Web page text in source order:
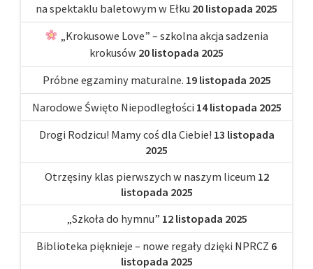
na spektaklu baletowym w Ełku 20 listopada 2025
„Krokusowe Love” – szkolna akcja sadzenia
krokusów 20 listopada 2025
Próbne egzaminy maturalne. 19 listopada 2025
Narodowe Święto Niepodległości 14 listopada 2025
Drogi Rodzicu! Mamy coś dla Ciebie! 13 listopada
2025
Otrzęsiny klas pierwszych w naszym liceum 12
listopada 2025
„Szkoła do hymnu” 12 listopada 2025
Biblioteka pięknieje – nowe regały dzięki NPRCZ 6
listopada 2025